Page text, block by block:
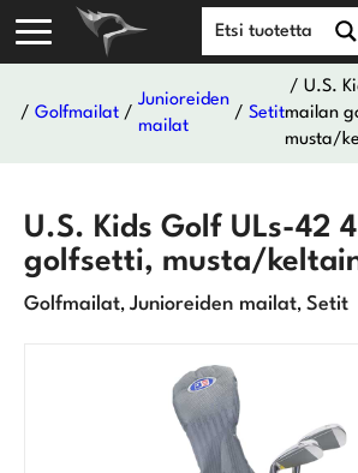
/Golfmailat /
Junioreiden
mailat
/Setit
/ U.S.
mailan
musta/
U.S. Kids Golf ULs-42
golfsetti, musta/
Golfmailat, Junioreiden mailat, Setit